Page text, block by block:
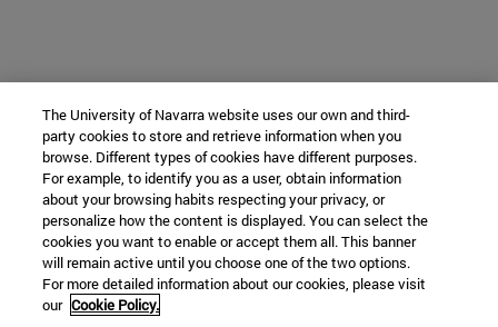
The University of Navarra website uses our own and third-
party cookies to store and retrieve information when you
browse. Different types of cookies have different purposes.
For example, to identify you as a user, obtain information
about your browsing habits respecting your privacy, or
personalize how the content is displayed. You can select the
cookies you want to enable or accept them all. This banner
will remain active until you choose one of the two options.
For more detailed information about our cookies, please visit
our Cookie Policy.